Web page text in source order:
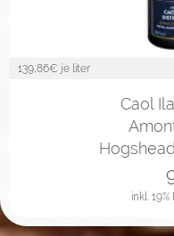
139,86€ je liter
Caol
inkl. 19%